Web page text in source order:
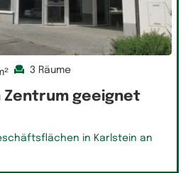
3 Räume
Zentrum geeignet
in Karlstein an